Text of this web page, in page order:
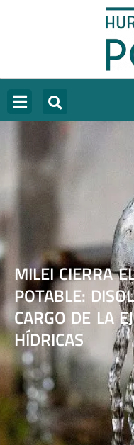
MILEI CIERRA
POTABLE:
CARGO DE LA
HÍDRICAS